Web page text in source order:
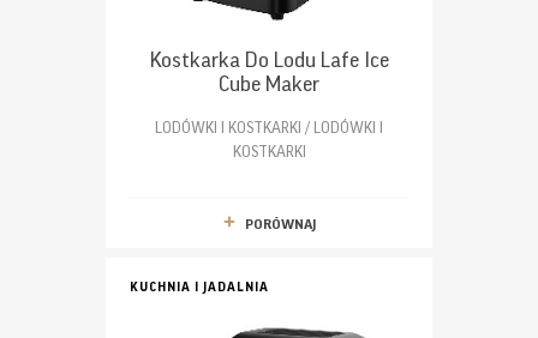
Kostkarka Do Lodu Lafe Ice
Cube Maker
LODÓWKI I KOSTKARKI / LODÓWKI I
KOSTKARKI
PORÓWNAJ
KUCHNIA I JADALNIA